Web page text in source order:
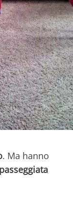
. Ma hanno
passeggiata